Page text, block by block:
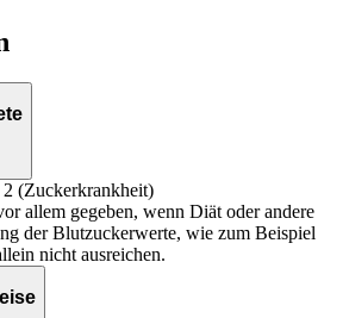
(Zuckerkrankheit)
allem gegeben, wenn Diät oder andere
der Blutzuckerwerte, wie zum Beispiel
nicht ausreichen.